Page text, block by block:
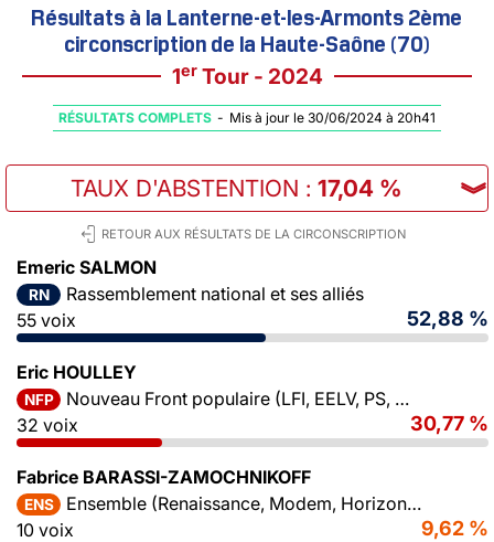
Résultats à la Lanterne-et-les-Armonts 2ème
circonscription de la Haute-Saône (70)
1erTour - 2024
RÉSULTATS COMPLETS - Mis à jour le 30/06/2024 à 20h41
TAUX D'ABSTENTION : 17,04 % ︾
RETOUR AUX RÉSULTATS DE LA CIRCONSCRIPTION
Emeric SALMON
RN
Rassemblement national et ses alliés
55 voix
52,88 %
Eric HOULLEY
NFP
Nouveau Front populaire (LFI, EELV, PS, PCF)
32 voix
30,77 %
Fabrice BARASSI-ZAMOCHNIKOFF
ENS
Ensemble (Renaissance, Modem, Horizons)
10 voix
9,62 %